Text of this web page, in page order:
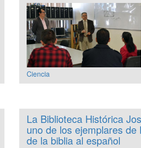
Ciencia
La Biblioteca Histórica
uno de los ejemplares
de la biblia al español